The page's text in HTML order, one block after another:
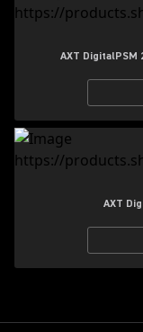
AXT DigitalPSM
AXT